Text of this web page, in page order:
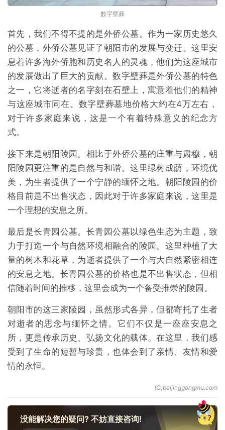
数字壁葬
首先，我们不得不提的是外侨公墓。作为一家历史悠久
的公墓，外侨公墓见证了朝阳市的发展与变迁。这里安
息着许多海外侨胞和历史名人的灵魂，他们为这座城市
的发展做出了巨大的贡献。数字壁葬是外侨公墓的特色
之一，它将逝者的名字刻在石壁上，寓意着他们的精神
与这座城市同在。数字壁葬墓地价格大约在4万左右，
对于许多家庭来说，这是一个有着特殊意义的纪念方
式。
接下来是朝阳陵园。相比于外侨公墓的庄重与肃穆，朝
阳陵园更注重的是自然与和谐。这里绿树成荫，环境优
美，为生者提供了一个宁静的缅怀之地。朝阳陵园的价
格目前是不出售状态，因此对于许多家庭来说，这里是
一个理想的安息之所。
最后是长青园公墓。长青园公墓以绿色生态为主题，致
力于打造一个与自然环境相融合的陵园。这里种植了大
量的树木和花草，为逝者提供了一个与大自然紧密相连
的安息之地。长青园公墓的价格也是不出售状态，但相
信随着时间的推移，这里会成为一个备受推崇的陵园。
朝阳市的这三家陵园，虽然形式各异，但都寄托了生者
对逝者的思念与缅怀之情。它们不仅是一座座安息之
所，更是传承历史、弘扬文化的载体。在这里，我们感
受到了生命的短暂与珍贵，也体会到了亲情、友情和爱
情的永恒。
没能解决您的疑问? 不妨直接咨询!